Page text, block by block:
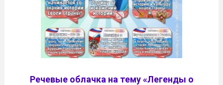
Речевые облачка на тему «Легенды о